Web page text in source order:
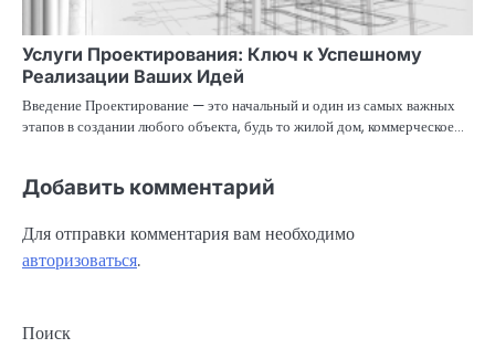
Услуги Проектирования: Ключ к Успешному
Реализации Ваших Идей
Введение Проектирование — это начальный и один из самых важных
этапов в создании любого объекта, будь то жилой дом, коммерческое…
Добавить комментарий
Для отправки комментария вам необходимо
авторизоваться.
Поиск